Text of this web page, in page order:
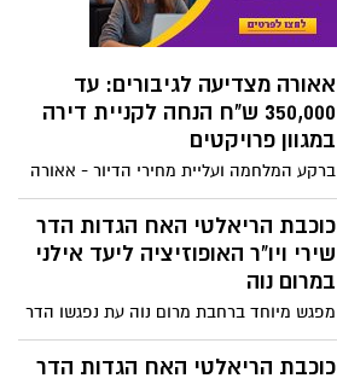
אאורה מצדיעה לגיבורים: עד
350,000 ש"ח הנחה לקניית דירה
במגוון פרויקטים
ברקע המלחמה ועליית מחירי הדיור - אאורה
מצדיעה לכוחות הביטחון וגיבורי המלחמה
ומעניקה הטבה ייחודית לאנשי כוחות
הביטחון, הכיבוי וההצלה. החברה תעניק
ופטור ממדד תשומות הבנייה
כוכבת הריאלטי האח הגדות הדר
שירי ויו"ר האופוזיציה ליעד אילני
במרום נוה
מפגש מיוחד ברחבת מרום נוה עת נפגשו הדר
שירי החייכנית ויו"ר האופוזיציה ליעד אילני
.השניים השיקו חיבוק וכוסית יין נתזים
כוכבת הריאלטי האח הגדות הדר